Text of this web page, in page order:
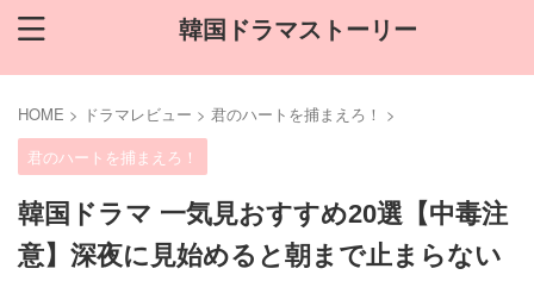
韓国ドラマストーリー
HOME > ドラマレビュー > 君のハートを捕まえろ！ >
君のハートを捕まえろ！
韓国ドラマ 一気見おすすめ20選【中毒注
意】深夜に見始めると朝まで止まらない